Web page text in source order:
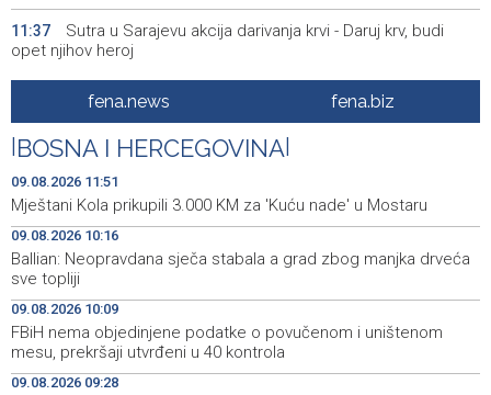
11:37
Sutra u Sarajevu akcija darivanja krvi - Daruj krv, budi
opet njihov heroj
BiH među zapaženijim učesnicima CIGRE u Parizu - AI i
energetska tranzicija u fokusu
10:28
Pezer već sutra nastupa u kvalifikacijama, vjeruje da će i
navečer biti u finalu EP-a u Birminghamu
10:16
Ballian: Neopravdana sječa stabala a grad zbog manjka
drveća sve topliji
10:09
FBiH nema objedinjene podatke o povučenom i
uništenom mesu, prekršaji utvrđeni u 40 kontrola
10:03
Marija Šerifović pred više hiljada posjetitelja na Piroti
zatvorila 'Dane dijaspore 2026' u Travniku
fena.news fena.biz
BOSNA I HERCEGOVINA
09.08.2026 11:51
Mještani Kola prikupili 3.000 KM za 'Kuću nade' u Mostaru
09.08.2026 10:16
Ballian: Neopravdana sječa stabala a grad zbog manjka drveća
sve topliji
09.08.2026 10:09
FBiH nema objedinjene podatke o povučenom i uništenom
mesu, prekršaji utvrđeni u 40 kontrola
09.08.2026 09:28